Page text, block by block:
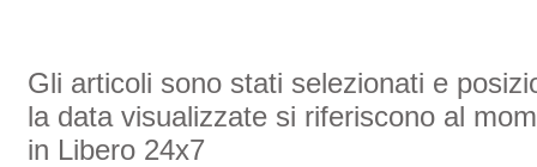
Gli articoli sono stati selezionati e
la data visualizzate si riferiscono al
in Libero 24x7